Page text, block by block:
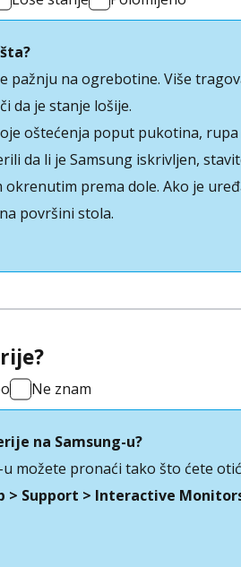
pažnju na ogrebotine. Više
da je stanje lošije.
oštećenja poput pukotina, rupa
da li je Samsung iskrivljen,
prema dole. Ako je
površini stola.
Ne znam
na Samsung-u?
možete pronaći tako što ćete
> Support > Interactive